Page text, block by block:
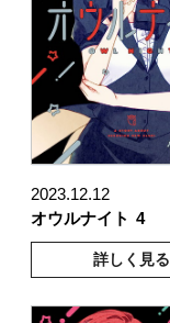
2023.12.12
オウルナイト 4
詳しく見る